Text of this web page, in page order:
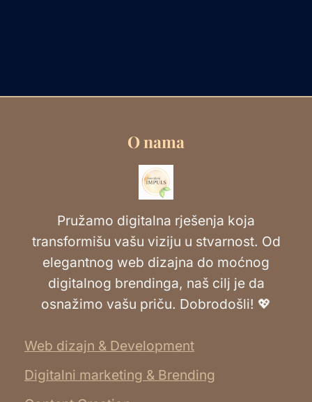
O nama
Pružamo digitalna rješenja koja
transformišu vašu viziju u stvarnost. Od
elegantnog web dizajna do moćnog
digitalnog brendinga, naš cilj je da
osnažimo vašu priču. Dobrodošli! 💖
Web dizajn & Development
Digitalni marketing & Brending